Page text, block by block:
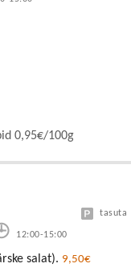
0,95€/100g
12:00-15:00
tasuta
salat). 9,50€